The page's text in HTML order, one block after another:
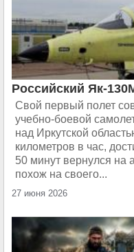
Российский Як-
Свой первый полет
учебно-боевой
над Иркутской
километров в час,
50 минут вернулся на
похож на своего...
27 июня 2026